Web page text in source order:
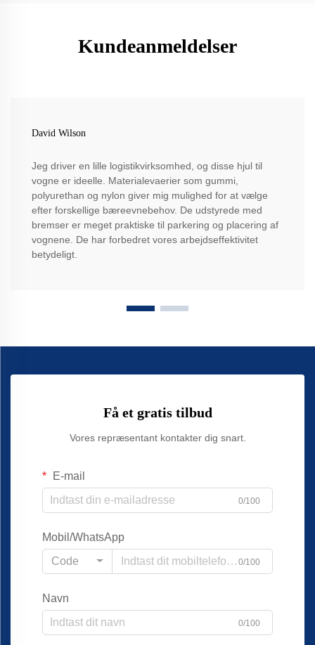
Kundeanmeldelser
David Wilson
Jeg driver en lille logistikvirksomhed, og disse hjul til
vogne er ideelle. Materialevaerier som gummi,
polyurethan og nylon giver mig mulighed for at vælge
efter forskellige bæreevnebehov. De udstyrede med
bremser er meget praktiske til parkering og placering af
vognene. De har forbedret vores arbejdseffektivitet
betydeligt.
Få et gratis tilbud
Vores repræsentant kontakter dig snart.
E-mail
0/100
Mobil/WhatsApp
Code
0/100
Navn
0/100